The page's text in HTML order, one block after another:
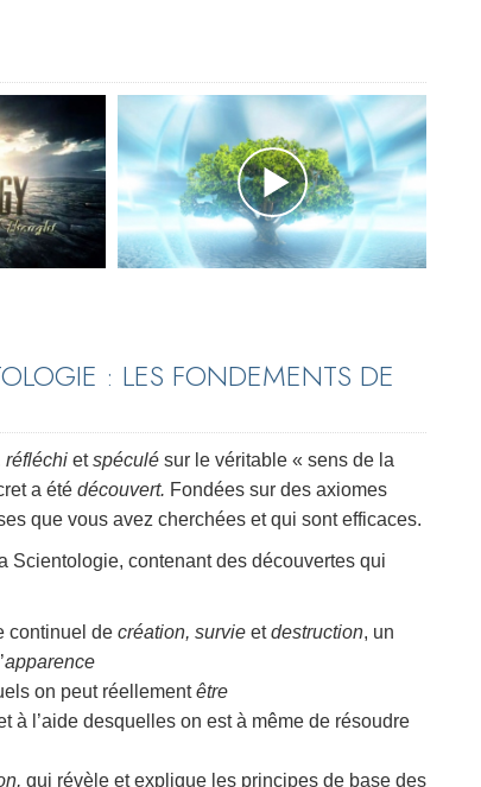
: LES FONDEMENTS DE
réfléchi etspéculé sur le véritable « sens de la
a été découvert. Fondées sur des axiomes
que vous avez cherchées et qui sont efficaces.
Scientologie, contenant des découvertes qui
continuel de création, survie etdestruction, un
apparence
on peut réellementêtre
à l’aide desquelles on est à même de résoudre
qui révèle et explique les principes de base des